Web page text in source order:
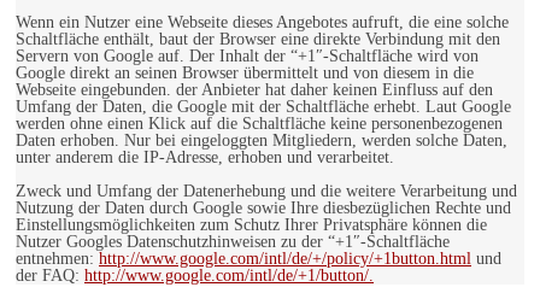
Wenn ein Nutzer eine Webseite dieses Angebotes aufruft, die eine solche
Schaltfläche enthält, baut der Browser eine direkte Verbindung mit den
Servern von Google auf. Der Inhalt der “+1″-Schaltfläche wird von
Google direkt an seinen Browser übermittelt und von diesem in die
Webseite eingebunden. der Anbieter hat daher keinen Einfluss auf den
Umfang der Daten, die Google mit der Schaltfläche erhebt. Laut Google
werden ohne einen Klick auf die Schaltfläche keine personenbezogenen
Daten erhoben. Nur bei eingeloggten Mitgliedern, werden solche Daten,
unter anderem die IP-Adresse, erhoben und verarbeitet.
Zweck und Umfang der Datenerhebung und die weitere Verarbeitung und
Nutzung der Daten durch Google sowie Ihre diesbezüglichen Rechte und
Einstellungsmöglichkeiten zum Schutz Ihrer Privatsphäre können die
Nutzer Googles Datenschutzhinweisen zu der “+1″-Schaltfläche
entnehmen: http://www.google.com/intl/de/+/policy/+1button.html und
der FAQ: http://www.google.com/intl/de/+1/button/.